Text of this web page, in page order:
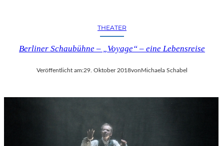
THEATER
Berliner Schaubühne – „Voyage“ – eine Lebensreise
Veröffentlicht am:29. Oktober 2018vonMichaela Schabel